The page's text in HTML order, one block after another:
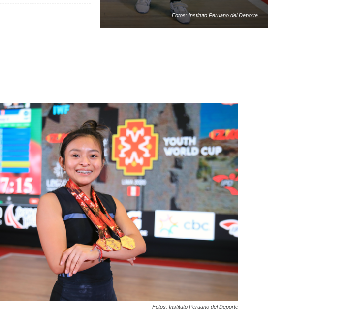
Fotos: Instituto Peruano del Deporte
Fotos: Instituto Peruano del Deporte